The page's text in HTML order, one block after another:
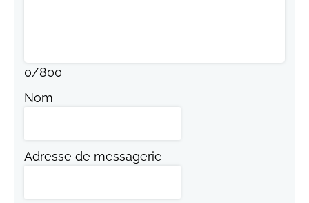
0/800
Nom
Adresse de messagerie